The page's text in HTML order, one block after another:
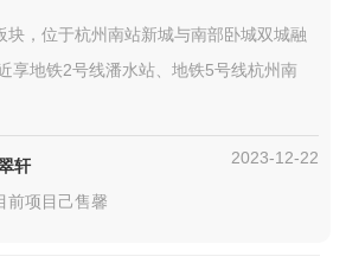
块，位于杭州南站新城与南部卧城双城融
享地铁2号线潘水站、地铁5号线杭州南
轩 2023-12-22
前项目己售馨